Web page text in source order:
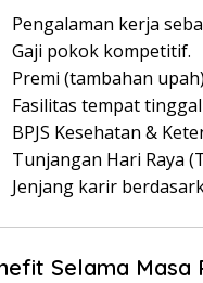
Pengalaman kerja
Gaji pokok kompetitif.
Premi (tambahan
Fasilitas tempat tinggal
BPJS Kesehatan &
Tunjangan Hari Raya
Jenjang karir
Selama Masa